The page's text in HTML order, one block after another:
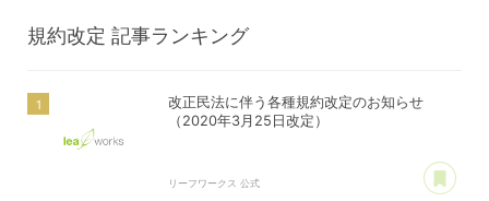
規約改定 記事ランキング
改正民法に伴う各種規約改定のお知らせ
（2020年3月25日改定）
リーフワークス 公式